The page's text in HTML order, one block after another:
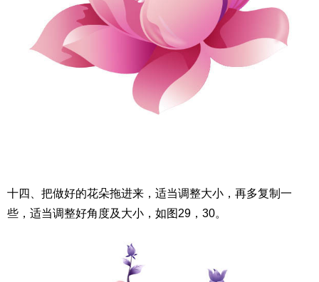
十四、把做好的花朵拖进来，适当调整大小，再多复制一
些，适当调整好角度及大小，如图29，30。